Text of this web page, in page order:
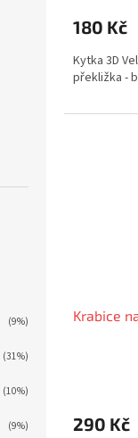
(9%)
(31%)
(10%)
(9%)
180 Kč
Kytka 3D
překližka -
Krabice
290 Kč